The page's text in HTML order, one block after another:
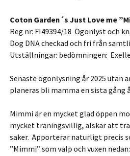
Coton Garden´s Just Love me
Reg nr: FI49394/18 Ögonlyst och
Dog DNA checkad och fri från
Utställningar: bedömningen:
Senaste ögonlysning år 2025 utan
planeras bli mamma en sista gång
Mimmi är en mycket glad öppen
mycket träningsvillig, älskar att
saker. Apporterar naturligt precis
”Mimmi” som valp och vuxen nedan: